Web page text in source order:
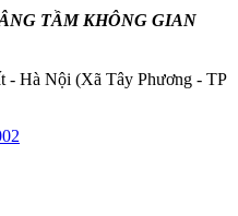
TẦM KHÔNG GIAN
- Hà Nội (Xã Tây Phương - TP